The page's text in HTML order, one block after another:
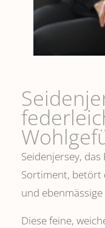
Seidenjersey,
Sortiment, betört
und
Diese feine,